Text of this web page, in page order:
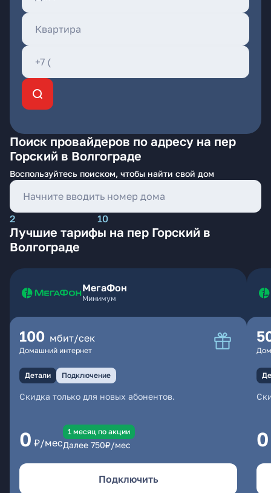
Поиск провайдеров по адресу на пер
Горский в Волгограде
Воспользуйтесь поиском, чтобы найти свой дом
2 10
Лучшие тарифы на пер Горский в
Волгограде
МегаФон
Минимум
100 мбит/сек
Домашний интернет
Детали Подключение
Скидка только для новых абонентов.
0 ₽/мес
1 месяц по акции
Далее 750₽/мес
Подключить
0